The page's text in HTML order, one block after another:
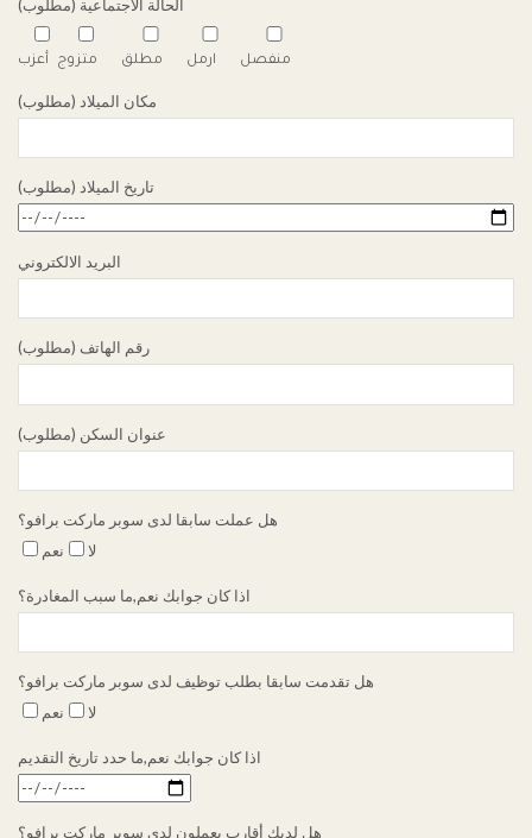
الحالة الاجتماعية (مطلوب)
أعزب متزوج مطلق ارمل منفصل
مكان الميلاد (مطلوب)
تاريخ الميلاد (مطلوب)
البريد الالكتروني
رقم الهاتف (مطلوب)
عنوان السكن (مطلوب)
هل عملت سابقا لدى سوبر ماركت برافو؟
نعم
لا
اذا كان جوابك نعم,ما سبب المغادرة؟
هل تقدمت سابقا بطلب توظيف لدى سوبر ماركت برافو؟
نعم
لا
اذا كان جوابك نعم,ما حدد تاريخ التقديم
هل لديك أقارب يعملون لدى سوبر ماركت برافو؟